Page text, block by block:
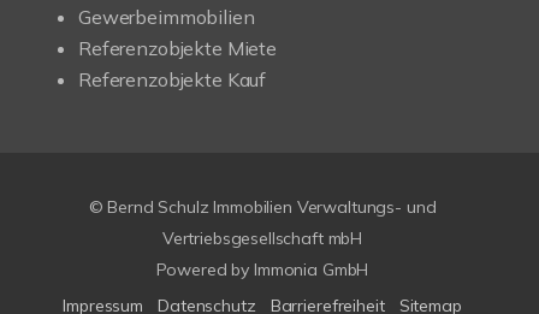
Gewerbeimmobilien
Referenzobjekte Miete
Referenzobjekte Kauf
© Bernd Schulz Immobilien Verwaltungs- und
Vertriebsgesellschaft mbH
Powered by Immonia GmbH
Impressum
Datenschutz Barrierefreiheit Sitemap